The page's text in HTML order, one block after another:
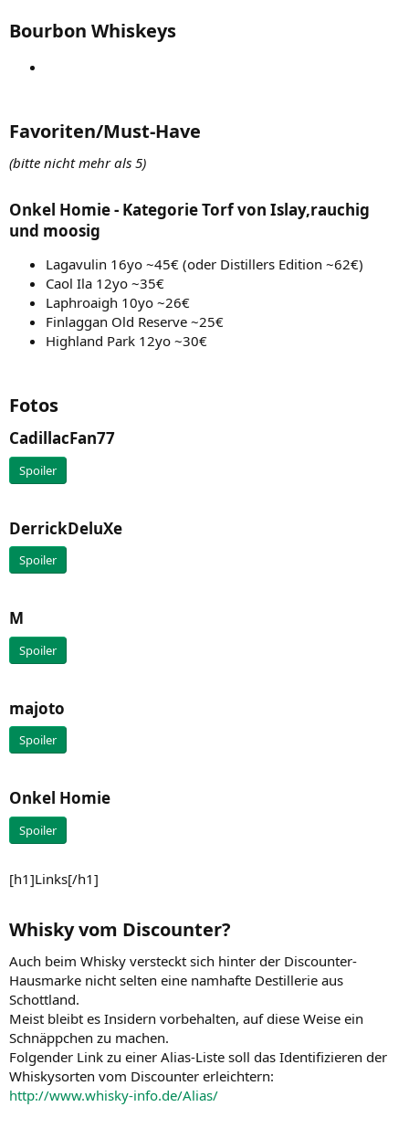
Bourbon Whiskeys​
Favoriten/Must-Have​
(bitte nicht mehr als 5)
Onkel Homie - Kategorie Torf von Islay,rauchig
und moosig​
Lagavulin 16yo ~45€ (oder Distillers Edition ~62€)
Caol Ila 12yo ~35€
Laphroaigh 10yo ~26€
Finlaggan Old Reserve ~25€
Highland Park 12yo ~30€
Fotos​
CadillacFan77​
Spoiler
DerrickDeluXe​
Spoiler
M​
Spoiler
majoto​
Spoiler
Onkel Homie​
Spoiler
[h1]Links[/h1]
Whisky vom Discounter?​
Auch beim Whisky versteckt sich hinter der Discounter-
Hausmarke nicht selten eine namhafte Destillerie aus
Schottland.
Meist bleibt es Insidern vorbehalten, auf diese Weise ein
Schnäppchen zu machen.
Folgender Link zu einer Alias-Liste soll das Identifizieren der
Whiskysorten vom Discounter erleichtern:
http://www.whisky-info.de/Alias/